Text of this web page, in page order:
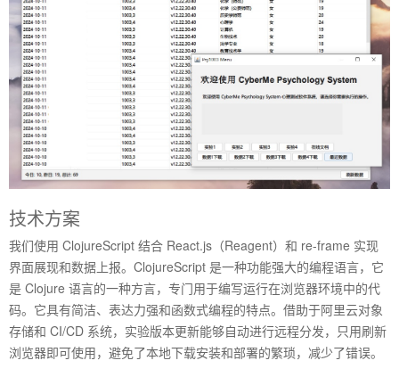
技术方案
我们使用 ClojureScript 结合 React.js（Reagent）和 re-frame 实现
界面展现和数据上报。ClojureScript 是一种功能强大的编程语言，它
是 Clojure 语言的一种方言，专门用于编写运行在浏览器环境中的代
码。它具有简洁、表达力强和函数式编程的特点。借助于阿里云对象
存储和 CI/CD 系统，实验版本更新能够自动进行远程分发，只用刷新
浏览器即可使用，避免了本地下载安装和部署的繁琐，减少了错误。